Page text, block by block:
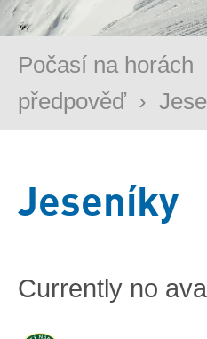
Počasí na horách
předpověď ›
Jeseníky
Currently no